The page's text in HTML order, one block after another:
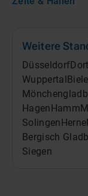
Weitere
Düsseldorf
Wuppertal
Hagen Hamm
Solingen Herne
Bergisch
Siegen